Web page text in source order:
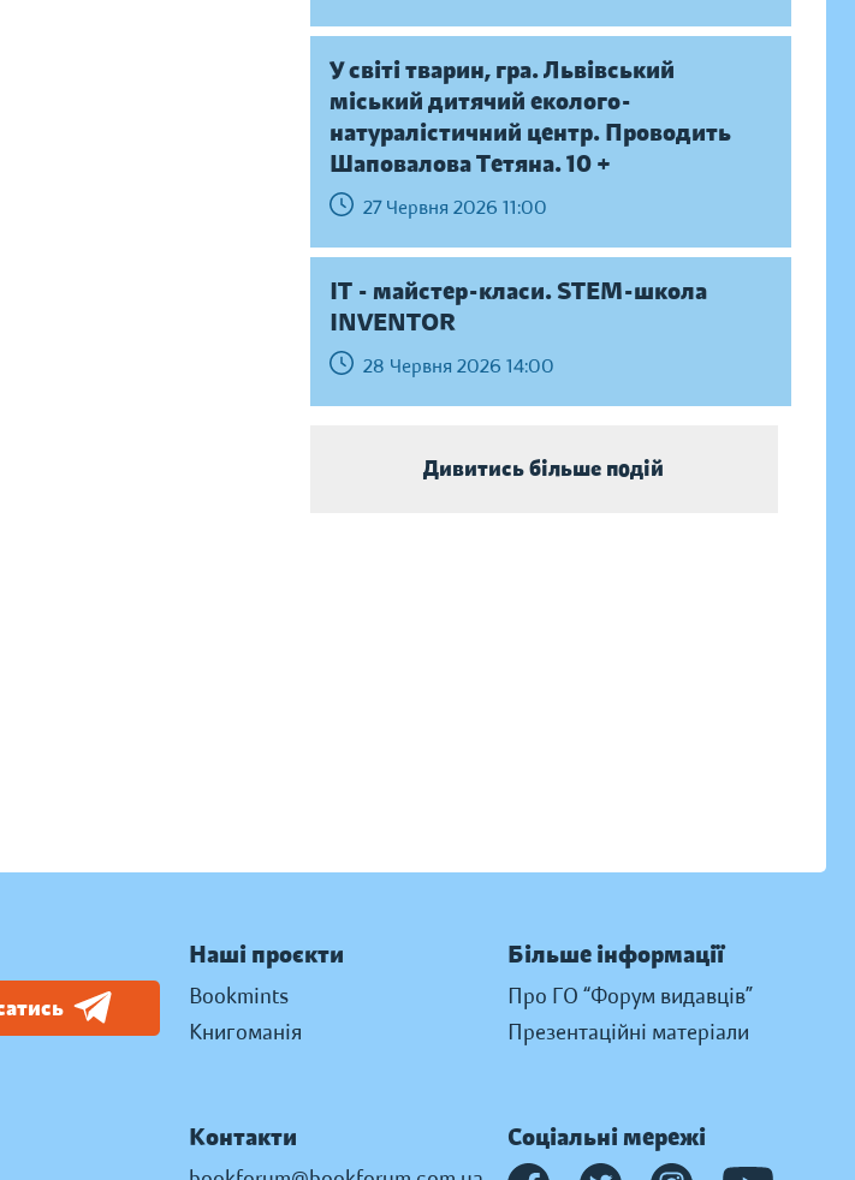
У світі тварин, гра. Львівський
міський дитячий еколого-
натуралістичний центр. Проводить
Шаповалова Тетяна. 10 +
27 Червня 2026 11:00
IT - майстер-класи. STEM-школа
INVENTOR
28 Червня 2026 14:00
Дивитись більше подій
Наші проєкти
Bookmints
Книгоманія
Більше інформації
Про ГО “Форум видавців”
Презентаційні матеріали
Контакти Соціальні мережі